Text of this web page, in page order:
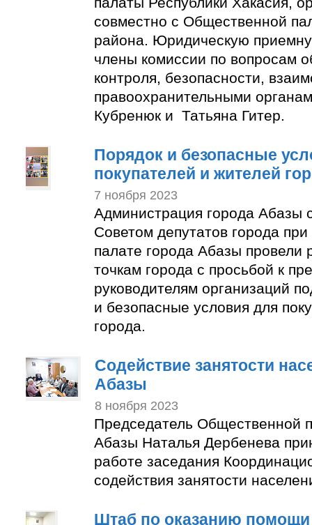
совместно с Общественной
района. Юридическую
члены комиссии по вопросам
контроля, безопасности,
правоохранительными
Кубренюк и Татьяна Гитер.
Порядок и безопасные
покупателей и жителей
7 ноября 2023
Администрация города Абазы
Советом депутатов города
палате города Абазы провели
точкам города с просьбой к
руководителям организаций
и безопасные условия для
города.
Содействие занятости
Абазы
8 ноября 2023
Председатель Общественной
Абазы Наталья Дербенева
работе заседания
содействия занятости
Штаб по оказанию помощи